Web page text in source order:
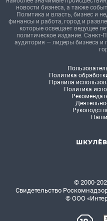
новости бизнеса, а также
Политика и власть, бизнес и
финансы и работа, город и
которые освещает ведущее
политическое издание. Санкт-
аудитория — лидеры бизнеса и
Политика
Правила
Политика
© 2000-
Свидетельство
© ООО